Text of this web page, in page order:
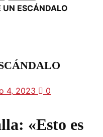
UN ESCÁNDALO
4, 2023 0
«Esto es